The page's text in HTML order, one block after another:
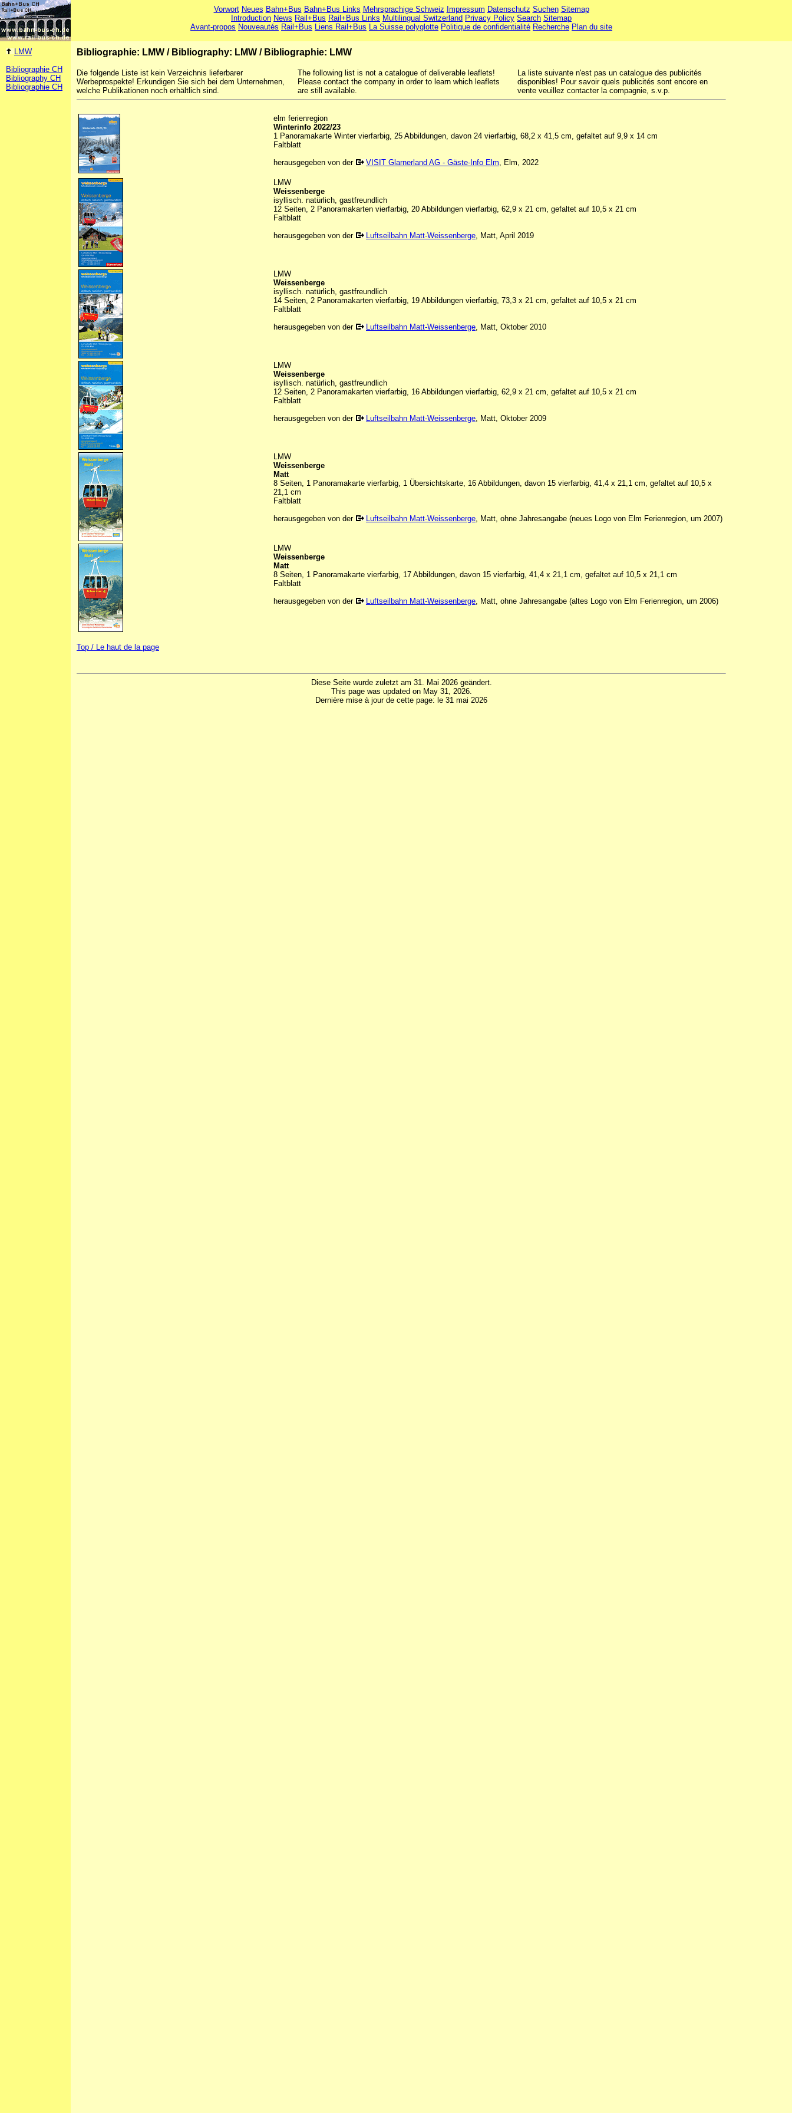
Vorwort Neues Bahn+Bus Bahn+Bus Links Mehrsprachige Schweiz Impressum Datenschutz Suchen Sitemap
Introduction News Rail+Bus Rail+Bus Links Multilingual Switzerland Privacy Policy Search Sitemap
Avant-propos Nouveautés Rail+Bus Liens Rail+Bus La Suisse polyglotte Politique de confidentialité Recherche Plan du site
LMW
Bibliographie CH
Bibliography CH
Bibliographie CH
Bibliographie: LMW / Bibliography: LMW / Bibliographie: LMW
Die folgende Liste ist kein Verzeichnis lieferbarer
Werbeprospekte! Erkundigen Sie sich bei dem Unternehmen,
welche Publikationen noch erhältlich sind.
The following list is not a catalogue of deliverable leaflets!
Please contact the company in order to learn which leaflets
are still available.
La liste suivante n'est pas un catalogue des publicités
disponibles! Pour savoir quels publicités sont encore en
vente veuillez contacter la compagnie, s.v.p.
elm ferienregion
Winterinfo 2022/23
1 Panoramakarte Winter vierfarbig, 25 Abbildungen, davon 24 vierfarbig, 68,2 x 41,5 cm, gefaltet auf 9,9 x 14 cm
Faltblatt
herausgegeben von der
VISIT Glarnerland AG - Gäste-Info Elm, Elm, 2022
LMW
Weissenberge
isyllisch. natürlich, gastfreundlich
12 Seiten, 2 Panoramakarten vierfarbig, 20 Abbildungen vierfarbig, 62,9 x 21 cm, gefaltet auf 10,5 x 21 cm
Faltblatt
herausgegeben von der
Luftseilbahn Matt-Weissenberge, Matt, April 2019
LMW
Weissenberge
isyllisch. natürlich, gastfreundlich
14 Seiten, 2 Panoramakarten vierfarbig, 19 Abbildungen vierfarbig, 73,3 x 21 cm, gefaltet auf 10,5 x 21 cm
Faltblatt
herausgegeben von der
Luftseilbahn Matt-Weissenberge, Matt, Oktober 2010
LMW
Weissenberge
isyllisch. natürlich, gastfreundlich
12 Seiten, 2 Panoramakarten vierfarbig, 16 Abbildungen vierfarbig, 62,9 x 21 cm, gefaltet auf 10,5 x 21 cm
Faltblatt
herausgegeben von der
Luftseilbahn Matt-Weissenberge, Matt, Oktober 2009
LMW
Weissenberge
Matt
8 Seiten, 1 Panoramakarte vierfarbig, 1 Übersichtskarte, 16 Abbildungen, davon 15 vierfarbig, 41,4 x 21,1 cm, gefaltet auf 10,5 x
21,1 cm
Faltblatt
herausgegeben von der
Luftseilbahn Matt-Weissenberge, Matt, ohne Jahresangabe (neues Logo von Elm Ferienregion, um 2007)
LMW
Weissenberge
Matt
8 Seiten, 1 Panoramakarte vierfarbig, 17 Abbildungen, davon 15 vierfarbig, 41,4 x 21,1 cm, gefaltet auf 10,5 x 21,1 cm
Faltblatt
herausgegeben von der
Luftseilbahn Matt-Weissenberge, Matt, ohne Jahresangabe (altes Logo von Elm Ferienregion, um 2006)
Top / Le haut de la page
Diese Seite wurde zuletzt am 31. Mai 2026 geändert.
This page was updated on May 31, 2026.
Dernière mise à jour de cette page: le 31 mai 2026